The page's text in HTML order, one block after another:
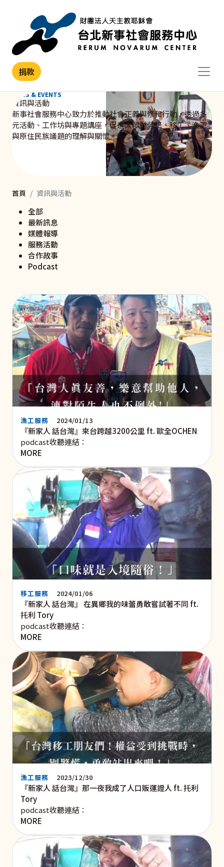
捐款
NEWS & EVENTS
資訊與活動
新事社會服務中心致力於推動社會正義與修和行動，透過多
元活動、工作坊與專題講座，促進大眾對勞工、移工、漁工
與原住民族議題的理解與關懷。
首頁 資訊與活動
全部
最新訊息
媒體報導
服務活動
合作故事
Podcast
漁工服務 2024/01/13
『新家人 話台灣』來台跨越3200公里 ft. 歐全OCHEN
podcast收聽連結：
MORE
移工服務 2024/01/06
『新家人 話台灣』 在異鄉我的味蕾勇敢嘗試著不同 ft.
托利 Tory
podcast收聽連結：
MORE
漁工服務 2023/12/30
『新家人 話台灣』那一夜我成了人口販運證人 ft. 托利
Tory
podcast收聽連結：
MORE